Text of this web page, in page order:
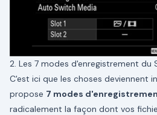
2. Les 7 modes d'enregistrement du
C'est ici que les choses deviennent
propose 7 modes
radicalement la façon dont vos